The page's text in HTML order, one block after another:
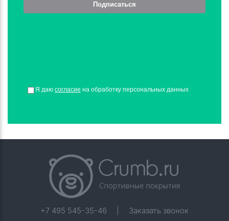
Подписаться
Я даю согласие на обработку персональных данных
+7 495 545-35-46 Заказать звонок